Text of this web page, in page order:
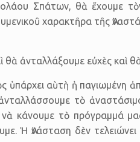
Σπά­των, θὰ ἔχουμε
χαρακτῆρα τῆς
θὰ ἀνταλλάξουμε εὐχὲς καὶ
αὺτὴ ἡ παγιωμένη
τὸ
νὰ κάνουμε τὸ πρόγραμμά
Ἡ Ἀνάσταση δὲν